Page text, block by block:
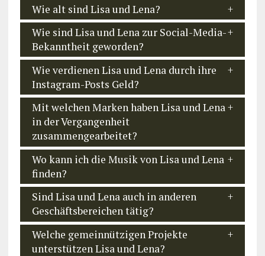
Wie alt sind Lisa und Lena?
Wie sind Lisa und Lena zur Social-Media-
Bekanntheit geworden?
Wie verdienen Lisa und Lena durch ihre
Instagram-Posts Geld?
Mit welchen Marken haben Lisa und Lena
in der Vergangenheit
zusammengearbeitet?
Wo kann ich die Musik von Lisa und Lena
finden?
Sind Lisa und Lena auch in anderen
Geschäftsbereichen tätig?
Welche gemeinnützigen Projekte
unterstützen Lisa und Lena?